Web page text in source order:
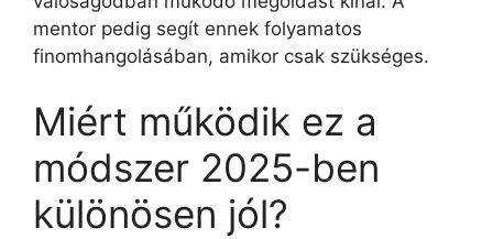
mentor pedig segít ennek folyamatos
finomhangolásában, amikor csak szükséges.
Miért működik ez a
módszer 2025-ben
különösen jól?